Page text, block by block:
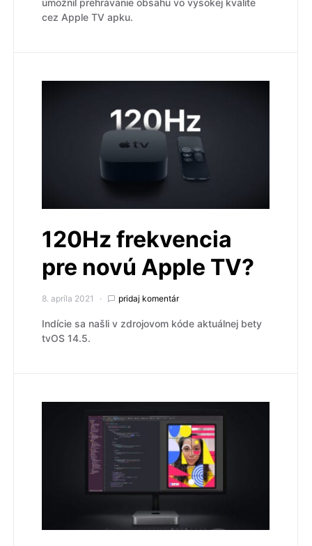
cez Apple TV apku.
120Hz frekvencia
pre novú Apple TV?
8. apríla 2021 pridaj komentár
Indície sa našli v zdrojovom kóde aktuálnej bety
tvOS 14.5.